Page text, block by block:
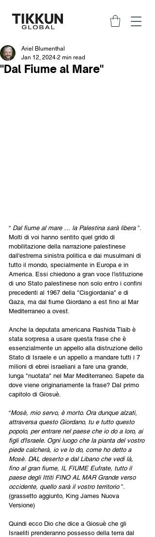
"Dal Fiume al Mare"
Ariel Blumenthal
Jan 12, 2024 2 min read
“ Dal fiume al mare … la Palestina sarà libera ”.
Molti di voi hanno sentito quel grido di
mobilitazione della narrazione palestinese
dall'estrema sinistra politica e dai musulmani di
tutto il mondo, specialmente in Europa e in
America. Essi chiedono a gran voce l'istituzione
di uno Stato palestinese non solo entro i confini
precedenti al 1967 della "Cisgiordania" e di
Gaza, ma dal fiume Giordano a est fino al Mar
Mediterraneo a ovest.
Anche la deputata americana Rashida Tlaib è
stata sorpresa a usare questa frase che è
essenzialmente un appello alla distruzione dello
Stato di Israele e un appello a mandare tutti i 7
milioni di ebrei israeliani a fare una grande,
lunga "nuotata" nel Mar Mediterraneo. Sapete da
dove viene originariamente la frase? DaI primo
capitolo di Giosuè.
“Mosè, mio servo, è morto. Ora dunque alzati,
attraversa questo Giordano, tu e tutto questo
popolo, per entrare nel paese che io do a loro, ai
figli d'Israele. Ogni luogo che la pianta del vostro
piede calcherà, io ve lo do, come ho detto a
Mosè. DAL deserto e dal Libano che vedi là,
fino al gran fiume, IL FIUME Eufrate, tutto il
paese degli Ittiti FINO AL MAR Grande verso
occidente, quello sarà il vostro territorio ”.
(grassetto aggiunto, King James Nuova
Versione)
Quindi ecco Dio che dice a Giosuè che gli
Israeliti prenderanno possesso della terra dal